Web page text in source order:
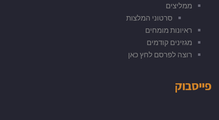
ממליצים
סרטוני המלצות
ראיונות מומחים
מגזינים קודמים
רוצה לפרסם לחץ כאן
פייסבוק